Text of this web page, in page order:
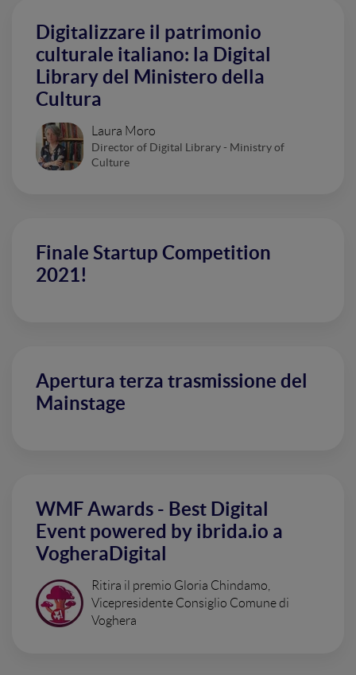
Digitalizzare il patrimonio
culturale italiano: la Digital
Library del Ministero della
Cultura
Laura Moro
Director of Digital Library - Ministry of
Culture
Finale Startup Competition
2021!
Apertura terza trasmissione del
Mainstage
WMF Awards - Best Digital
Event powered by ibrida.io a
VogheraDigital
Ritira il premio Gloria Chindamo,
Vicepresidente Consiglio Comune di
Voghera